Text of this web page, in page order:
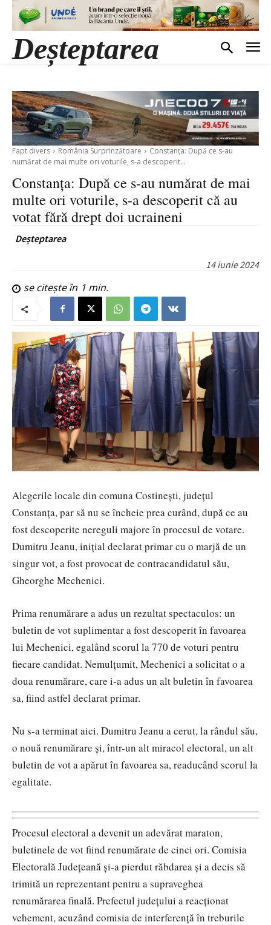
Deșteptarea
Fapt divers România Surprinzătoare
Constanța: După ce s-au
numărat de mai multe ori voturile, s-a descoperit...
Constanța: După ce s-au numărat de mai
multe ori voturile, s-a descoperit că au
votat fără drept doi ucraineni
Deșteptarea
14 iunie 2024
se citește în 1 min.
Alegerile locale din comuna Costinești, județul
Constanța, par să nu se încheie prea curând, după ce au
fost descoperite nereguli majore în procesul de votare.
Dumitru Jeanu, inițial declarat primar cu o marjă de un
singur vot, a fost provocat de contracandidatul său,
Gheorghe Mechenici.
Prima renumărare a adus un rezultat spectaculos: un
buletin de vot suplimentar a fost descoperit în favoarea
lui Mechenici, egalând scorul la 770 de voturi pentru
fiecare candidat. Nemulțumit, Mechenici a solicitat o a
doua renumărare, care i-a adus un alt buletin în favoarea
sa, fiind astfel declarat primar.
Nu s-a terminat aici. Dumitru Jeanu a cerut, la rândul său,
o nouă renumărare și, într-un alt miracol electoral, un alt
buletin de vot a apărut în favoarea sa, readucând scorul la
egalitate.
Procesul electoral a devenit un adevărat maraton,
buletinele de vot fiind renumărate de cinci ori. Comisia
Electorală Județeană și-a pierdut răbdarea și a decis să
trimită un reprezentant pentru a supraveghea
renumărarea finală. Prefectul județului a reacționat
vehement, acuzând comisia de interferență în treburile